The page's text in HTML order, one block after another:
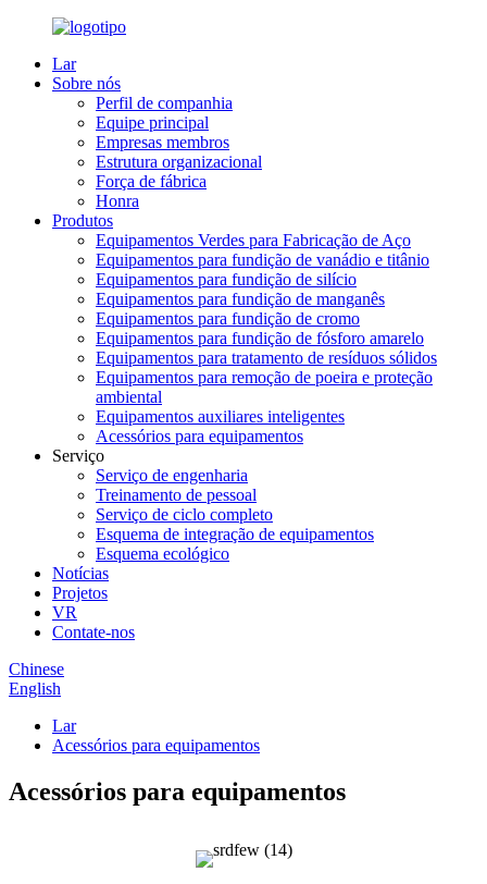
Lar
Sobre nós
Perfil de companhia
Equipe principal
Empresas membros
Estrutura organizacional
Força de fábrica
Honra
Produtos
Equipamentos Verdes para Fabricação de Aço
Equipamentos para fundição de vanádio e titânio
Equipamentos para fundição de silício
Equipamentos para fundição de manganês
Equipamentos para fundição de cromo
Equipamentos para fundição de fósforo amarelo
Equipamentos para tratamento de resíduos sólidos
Equipamentos para remoção de poeira e proteção
ambiental
Equipamentos auxiliares inteligentes
Acessórios para equipamentos
Serviço
Serviço de engenharia
Treinamento de pessoal
Serviço de ciclo completo
Esquema de integração de equipamentos
Esquema ecológico
Notícias
Projetos
VR
Contate-nos
Chinese
English
Lar
Acessórios para equipamentos
Acessórios para equipamentos